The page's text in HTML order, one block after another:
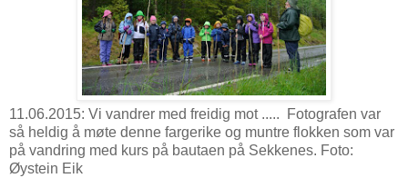
11.06.2015: Vi vandrer med freidig mot ..... Fotografen var
så heldig å møte denne fargerike og muntre flokken som var
på vandring med kurs på bautaen på Sekkenes. Foto:
Øystein Eik